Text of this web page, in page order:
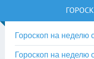
Гороскоп на неделю
Гороскоп на неделю